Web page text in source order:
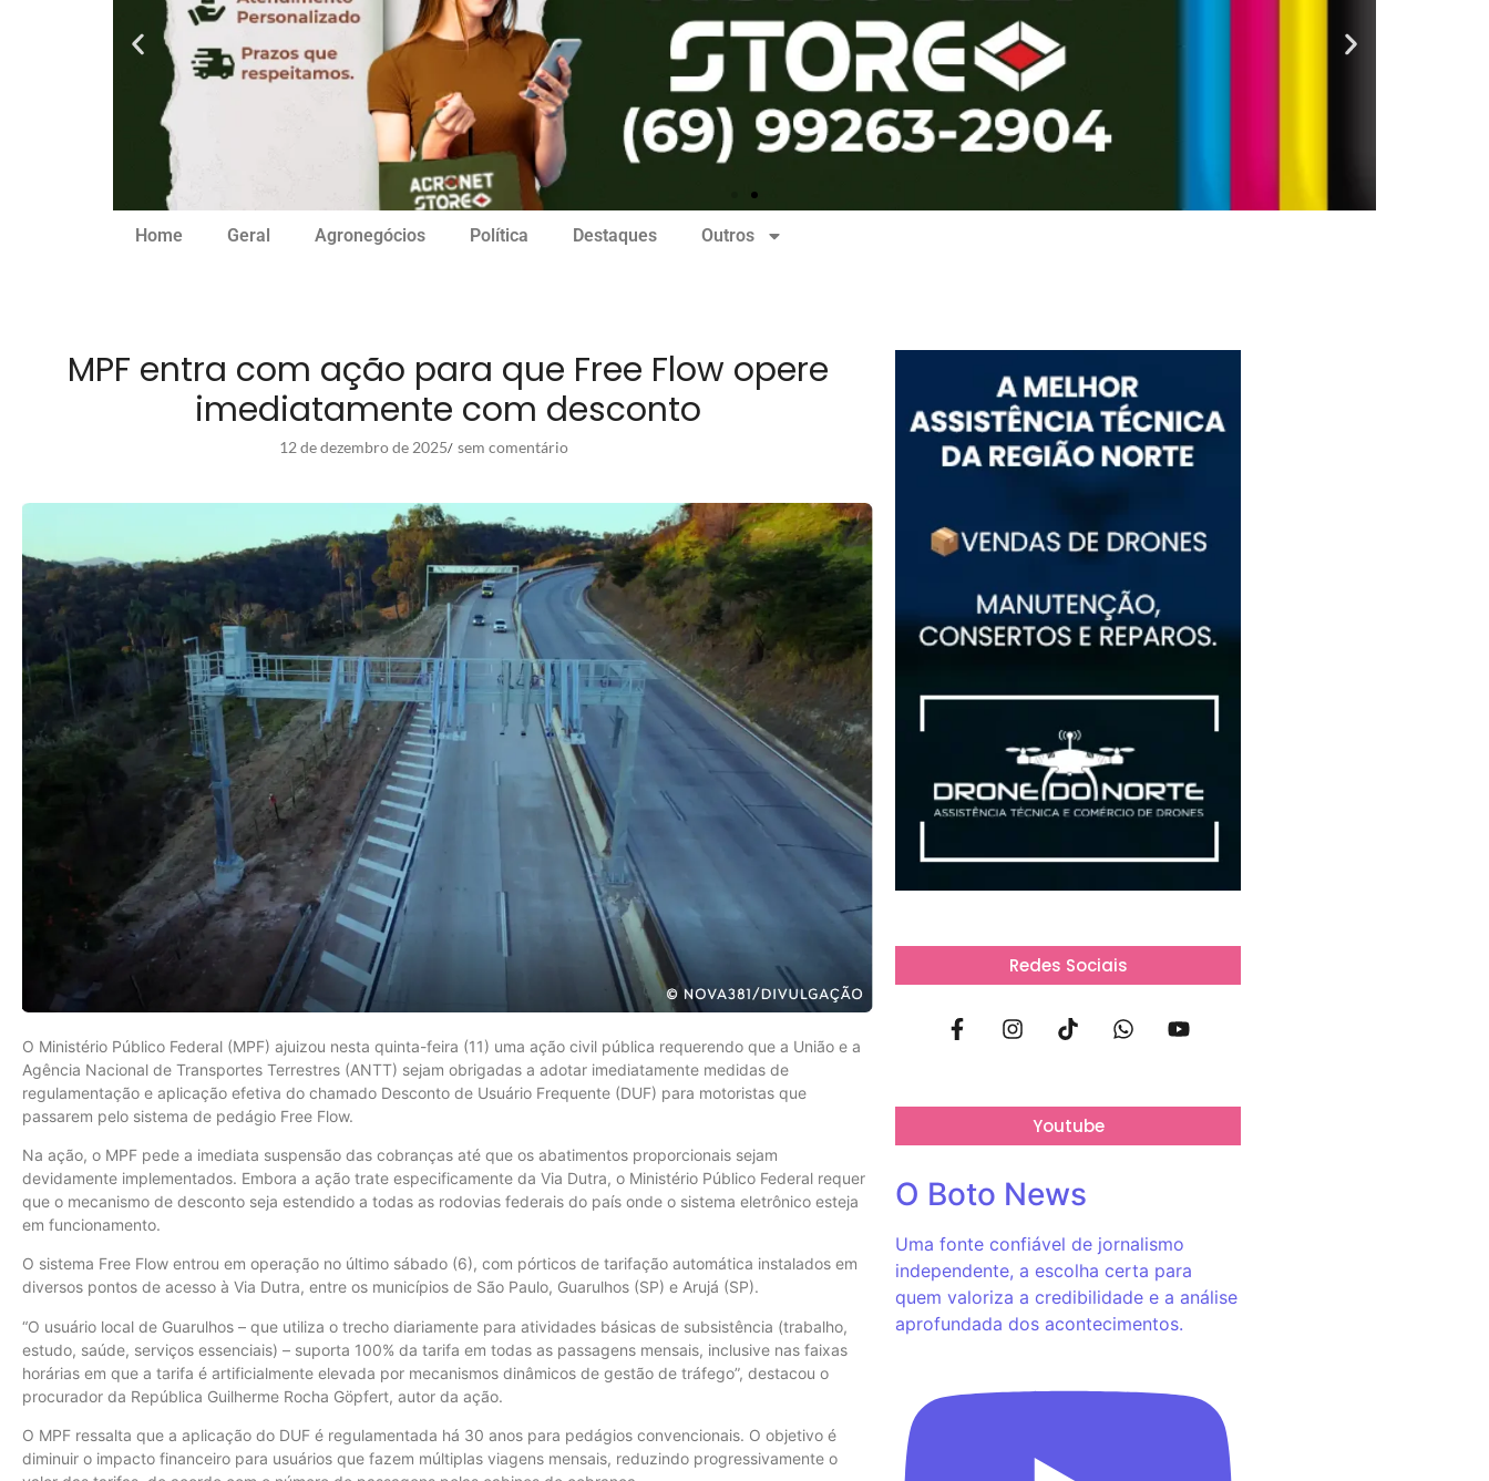
Home Geral Agronegócios Política Destaques Outros
MPF entra com ação para que Free Flow opere
imediatamente com desconto
12 de dezembro de 2025/ sem comentário
O Ministério Público Federal (MPF) ajuizou nesta quinta-feira (11) uma ação civil pública requerendo que a União e a
Agência Nacional de Transportes Terrestres (ANTT) sejam obrigadas a adotar imediatamente medidas de
regulamentação e aplicação efetiva do chamado Desconto de Usuário Frequente (DUF) para motoristas que
passarem pelo sistema de pedágio Free Flow.
Na ação, o MPF pede a imediata suspensão das cobranças até que os abatimentos proporcionais sejam
devidamente implementados. Embora a ação trate especificamente da Via Dutra, o Ministério Público Federal requer
que o mecanismo de desconto seja estendido a todas as rodovias federais do país onde o sistema eletrônico esteja
em funcionamento.
O sistema Free Flow entrou em operação no último sábado (6), com pórticos de tarifação automática instalados em
diversos pontos de acesso à Via Dutra, entre os municípios de São Paulo, Guarulhos (SP) e Arujá (SP).
“O usuário local de Guarulhos – que utiliza o trecho diariamente para atividades básicas de subsistência (trabalho,
estudo, saúde, serviços essenciais) – suporta 100% da tarifa em todas as passagens mensais, inclusive nas faixas
horárias em que a tarifa é artificialmente elevada por mecanismos dinâmicos de gestão de tráfego”, destacou o
procurador da República Guilherme Rocha Göpfert, autor da ação.
O MPF ressalta que a aplicação do DUF é regulamentada há 30 anos para pedágios convencionais. O objetivo é
diminuir o impacto financeiro para usuários que fazem múltiplas viagens mensais, reduzindo progressivamente o
Redes Sociais
Youtube
O Boto News
Uma fonte confiável de jornalismo
independente, a escolha certa para
quem valoriza a credibilidade e a análise
aprofundada dos acontecimentos.